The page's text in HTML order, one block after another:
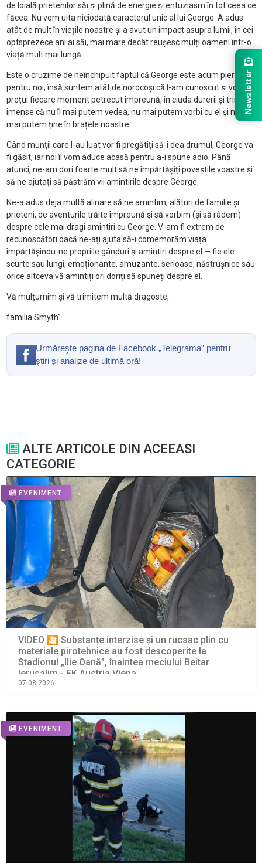
de loială prietenilor săi și plină de energie și entuziasm în tot ceea ce
făcea. Nu vom uita niciodată caracterul unic al lui George. A adus
atât de mult în viețile noastre și a avut un impact asupra lumii, în cei
optsprezece ani ai săi, mai mare decât reușesc mulți oameni într-o
viață mult mai lungă.
Este o cruzime de neînchipuit faptul că George este acum pierdut
pentru noi, însă suntem atât de norocoși că l-am cunoscut și vom
prețui fiecare moment petrecut împreună, în ciuda durerii și tristeții
imense că nu îl mai putem vedea, nu mai putem vorbi cu el și nu îl
mai putem ține în brațele noastre.
Când munții care l-au luat vor fi pregătiți să-i dea drumul, George va
fi găsit, iar noi îl vom aduce acasă pentru a-i spune adio. Până
atunci, ne-am dori foarte mult să ne împărtășiți poveștile voastre și
să ne ajutați să păstrăm vii amintirile despre George.
Ne-a adus deja multă alinare să ne amintim, alături de familie și
prieteni, de aventurile trăite împreună și să vorbim (și să râdem)
despre cele mai dragi amintiri cu George. V-am fi extrem de
recunoscători dacă ne-ați ajuta să-i comemorăm viața
împărtășindu-ne propriile gânduri și amintiri despre el — fie ele
scurte sau lungi, emoționante, amuzante, serioase, năstrușnice sau
orice altceva vă amintiți ori doriți să spuneți despre el.
Vă mulțumim și vă trimitem multă dragoste,
familia Smyth”
Urmăreşte pagina de Facebook „Telegrama” pentru
ştiri şi analize de ultimă oră!
ALTE ARTICOLE DIN ACEEASI
CATEGORIE
EVENIMENT
VIDEO 🎦 Substanțe interzise și un rucsac plin cu
materiale pirotehnice au fost descoperite la
Stadionul „Ilie Oană”, înaintea meciului Beitar
Ierusalim - FK Austria Viena
07.08.2026
EVENIMENT
Newsletter